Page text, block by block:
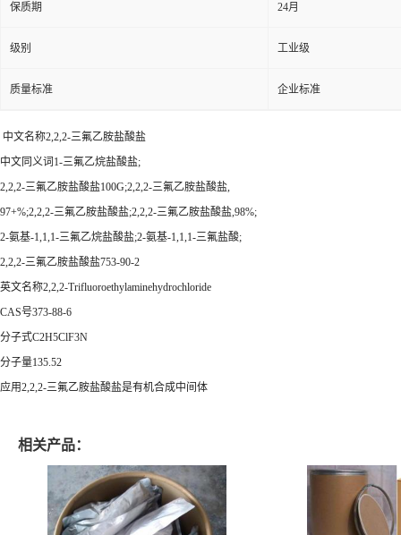
保质期 24月
级别 工业级
质量标准 企业标准
中文名称2,2,2-三氟乙胺盐酸盐
中文同义词1-三氟乙烷盐酸盐;
2,2,2-三氟乙胺盐酸盐100G;2,2,2-三氟乙胺盐酸盐,
97+%;2,2,2-三氟乙胺盐酸盐;2,2,2-三氟乙胺盐酸盐,98%;
2-氨基-1,1,1-三氟乙烷盐酸盐;2-氨基-1,1,1-三氟盐酸;
2,2,2-三氟乙胺盐酸盐753-90-2
英文名称2,2,2-Trifluoroethylaminehydrochloride
CAS号373-88-6
分子式C2H5ClF3N
分子量135.52
应用2,2,2-三氟乙胺盐酸盐是有机合成中间体
相关产品：